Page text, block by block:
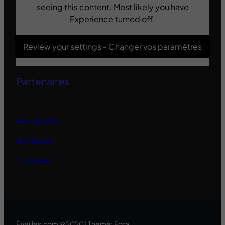
seeing this content. Most likely you have
Experience turned off.
Review your settings - Changer vos paramètres
Partenaires
zen-planet
Evisionair
Y-codes